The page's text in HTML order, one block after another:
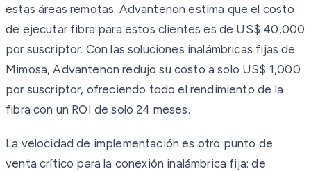
estas áreas remotas. Advantenon estima que el costo
de ejecutar fibra para estos clientes es de US$ 40,000
por suscriptor. Con las soluciones inalámbricas fijas de
Mimosa, Advantenon redujo su costo a solo US$ 1,000
por suscriptor, ofreciendo todo el rendimiento de la
fibra con un ROI de solo 24 meses.
La velocidad de implementación es otro punto de
venta crítico para la conexión inalámbrica fija: de